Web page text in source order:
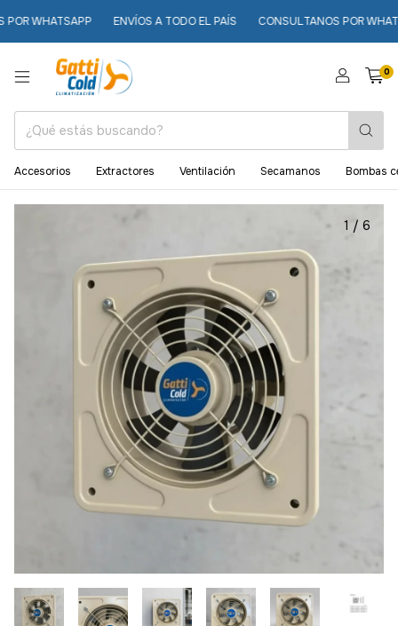
ENVÍOS A TODO EL PAÍS CONSULTANOS POR WHATSAPP
0
Accesorios Extractores Ventilación Secamanos Bombas
1 / 6